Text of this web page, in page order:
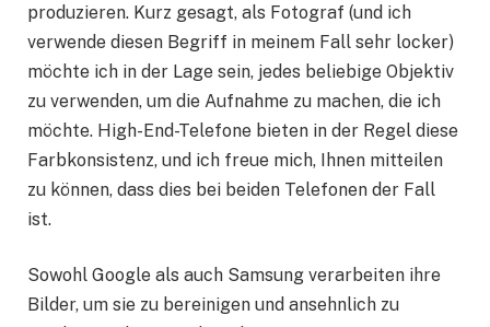
produzieren. Kurz gesagt, als Fotograf (und ich
verwende diesen Begriff in meinem Fall sehr locker)
möchte ich in der Lage sein, jedes beliebige Objektiv
zu verwenden, um die Aufnahme zu machen, die ich
möchte. High-End-Telefone bieten in der Regel diese
Farbkonsistenz, und ich freue mich, Ihnen mitteilen
zu können, dass dies bei beiden Telefonen der Fall
ist.
Sowohl Google als auch Samsung verarbeiten ihre
Bilder, um sie zu bereinigen und ansehnlich zu